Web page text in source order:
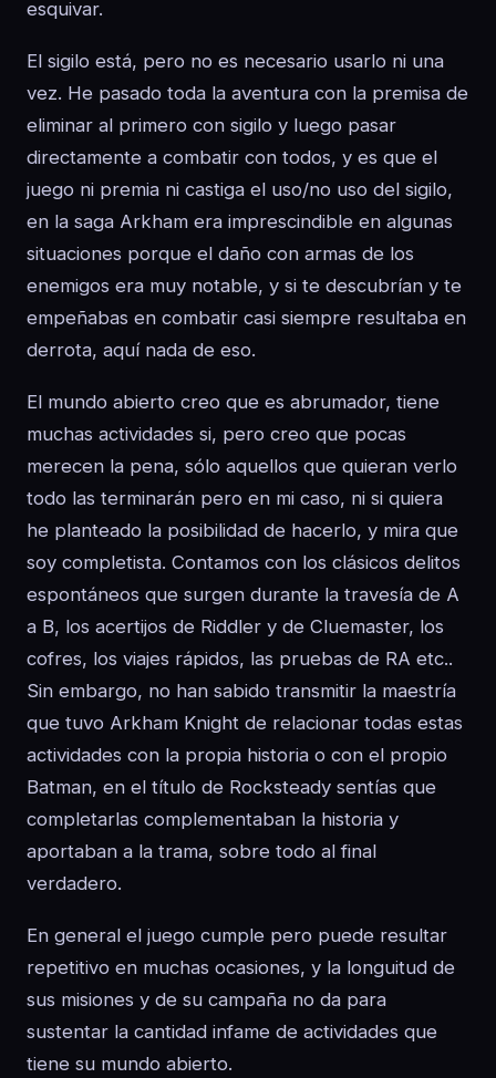
esquivar.
El sigilo está, pero no es necesario usarlo ni una
vez. He pasado toda la aventura con la premisa de
eliminar al primero con sigilo y luego pasar
directamente a combatir con todos, y es que el
juego ni premia ni castiga el uso/no uso del sigilo,
en la saga Arkham era imprescindible en algunas
situaciones porque el daño con armas de los
enemigos era muy notable, y si te descubrían y te
empeñabas en combatir casi siempre resultaba en
derrota, aquí nada de eso.
El mundo abierto creo que es abrumador, tiene
muchas actividades si, pero creo que pocas
merecen la pena, sólo aquellos que quieran verlo
todo las terminarán pero en mi caso, ni si quiera
he planteado la posibilidad de hacerlo, y mira que
soy completista. Contamos con los clásicos delitos
espontáneos que surgen durante la travesía de A
a B, los acertijos de Riddler y de Cluemaster, los
cofres, los viajes rápidos, las pruebas de RA etc..
Sin embargo, no han sabido transmitir la maestría
que tuvo Arkham Knight de relacionar todas estas
actividades con la propia historia o con el propio
Batman, en el título de Rocksteady sentías que
completarlas complementaban la historia y
aportaban a la trama, sobre todo al final
verdadero.
En general el juego cumple pero puede resultar
repetitivo en muchas ocasiones, y la longuitud de
sus misiones y de su campaña no da para
sustentar la cantidad infame de actividades que
tiene su mundo abierto.